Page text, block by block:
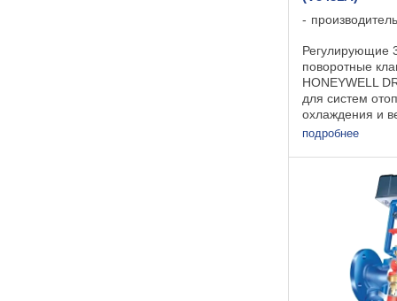
Регулирующие
поворотные
HONEYWELL
для систем
охлаждения и
Особенности:
клапана; •
подробнее